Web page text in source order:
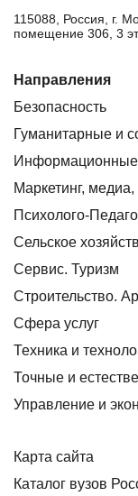
115088, Россия, г.
помещение 306, 3
Направления
Безопасность
Гуманитарные и
Информационные
Маркетинг, медиа,
Психолого-
Сельское
Сервис. Туризм
Строительство.
Сфера услуг
Техника и
Точные и
Управление и
Карта сайта
Каталог вузов